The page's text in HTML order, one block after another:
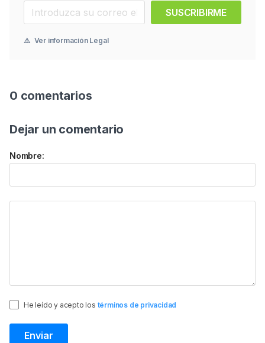
SUSCRIBIRME
⚠️ Ver información Legal
0 comentarios
Dejar un comentario
Nombre:
He leído y acepto los términos de privacidad